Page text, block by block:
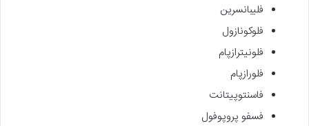
فلیبانسرین
فلوکونازول
فلونیترازپام
فلورازپام
فاسنتوپیتانت
فسفو پروپوفول